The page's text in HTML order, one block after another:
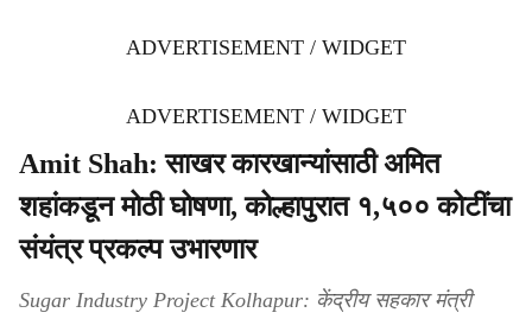
ADVERTISEMENT / WIDGET
ADVERTISEMENT / WIDGET
Amit Shah: साखर कारखान्यांसाठी अमित
शहांकडून मोठी घोषणा, कोल्हापुरात १,५०० कोटींचा
संयंत्र प्रकल्प उभारणार
Sugar Industry Project Kolhapur: केंद्रीय सहकार मंत्री